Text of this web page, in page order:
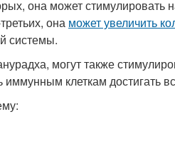
она может стимулировать
она может увеличить
системы.
могут также
клеткам достигать